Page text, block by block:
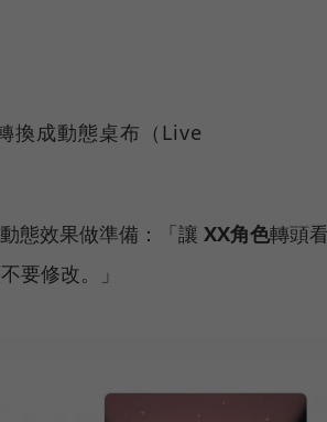
換成動態桌布（Live
態效果做準備：「讓XX角色轉頭
要修改。」